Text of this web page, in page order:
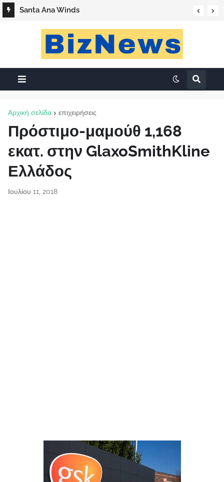
Santa Ana Winds
Αρχική σελίδα επιχειρήσεις
Πρόστιμο-μαμούθ 1,168
εκατ. στην GlaxoSmithKline
Ελλάδος
Ιουλίου 11, 2018